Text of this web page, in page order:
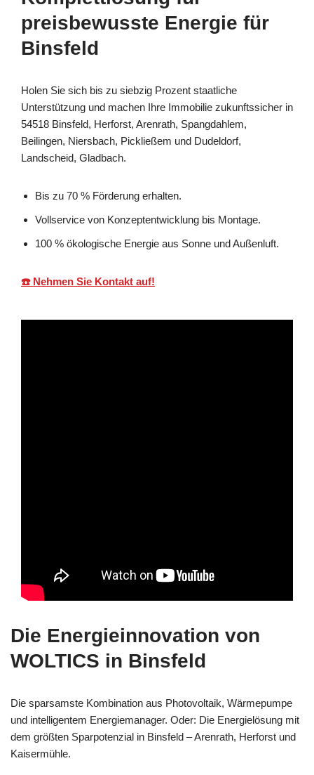
preisbewusste Energie für
Binsfeld
Holen Sie sich bis zu siebzig Prozent staatliche
Unterstützung und machen Ihre Immobilie zukunftssicher in
54518 Binsfeld, Herforst, Arenrath, Spangdahlem,
Beilingen, Niersbach, Pickließem und Dudeldorf,
Landscheid, Gladbach.
Bis zu 70 % Förderung erhalten.
Vollservice von Konzeptentwicklung bis Montage.
100 % ökologische Energie aus Sonne und Außenluft.
☎️ Nehmen Sie Kontakt auf!
Die Energieinnovation von
WOLTICS in Binsfeld
Die sparsamste Kombination aus Photovoltaik, Wärmepumpe
und intelligentem Energiemanager. Oder: Die Energielösung mit
dem größten Sparpotenzial in Binsfeld – Arenrath, Herforst und
Kaisermühle.